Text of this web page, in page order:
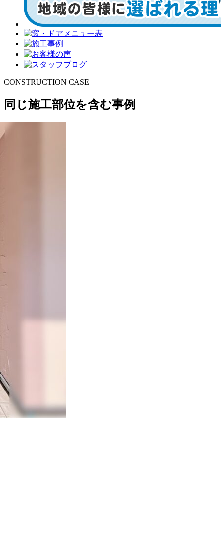
CONSTRUCTION CASE
同じ施工部位を含む事例